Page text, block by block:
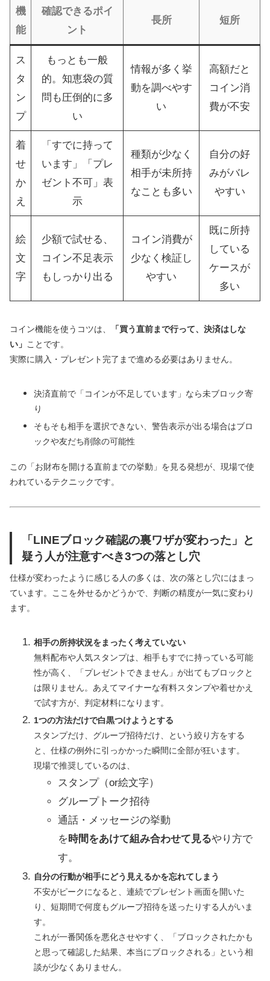
機
能
確認できるポイ
ント
長所 短所
ス
タ
ン
プ
もっとも一般
的。知恵袋の質
問も圧倒的に多
い
情報が多く挙
動を調べやす
い
高額だと
コイン消
費が不安
着
せ
か
え
「すでに持って
います」「プレ
ゼント不可」表
示
種類が少なく
相手が未所持
なことも多い
自分の好
みがバレ
やすい
絵
文
字
少額で試せる、
コイン不足表示
もしっかり出る
コイン消費が
少なく検証し
やすい
既に所持
している
ケースが
多い
コイン機能を使うコツは、
「買う直前まで行って、決済はしな
い」 ことです。
実際に購入・プレゼント完了まで進める必要はありません。
決済直前で「コインが不足しています」なら未ブロック寄
り
そもそも相手を選択できない、警告表示が出る場合はブロ
ックや友だち削除の可能性
この「お財布を開ける直前までの挙動」を見る発想が、現場で使
われているテクニックです。
「LINEブロック確認の裏ワザが変わった」と
疑う人が注意すべき3つの落とし穴
仕様が変わったように感じる人の多くは、次の落とし穴にはまっ
ています。ここを外せるかどうかで、判断の精度が一気に変わり
ます。
相手の所持状況をまったく考えていない
無料配布や人気スタンプは、相手もすでに持っている可能
性が高く、「プレゼントできません」が出てもブロックと
は限りません。あえてマイナーな有料スタンプや着せかえ
で試す方が、判定材料になります。
1つの方法だけで白黒つけようとする
スタンプだけ、グループ招待だけ、という絞り方をする
と、仕様の例外に引っかかった瞬間に全部が狂います。
現場で推奨しているのは、
スタンプ（or絵文字）
グループトーク招待
通話・メッセージの挙動
を時間をあけて組み合わせて見るやり方で
す。
自分の行動が相手にどう見えるかを忘れてしまう
不安がピークになると、連続でプレゼント画面を開いた
り、短期間で何度もグループ招待を送ったりする人がいま
す。
これが一番関係を悪化させやすく、「ブロックされたかも
と思って確認した結果、本当にブロックされる」という相
談が少なくありません。